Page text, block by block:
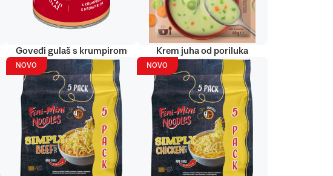
Goveđi gulaš s krumpirom Krem juha od poriluka
NOVO NOVO